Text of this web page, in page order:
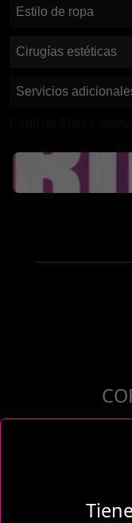
Estilo de ropa
Cirugías estéticas
Servicios